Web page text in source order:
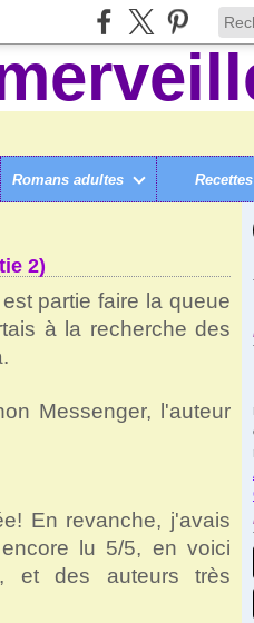
Romans adultes Recettes
DE MONTREUIL (PARTIE 2)
2)
partie faire la queue
à la recherche des
Messenger, l'auteur
En revanche, j'avais
lu 5/5, en voici
et des auteurs très